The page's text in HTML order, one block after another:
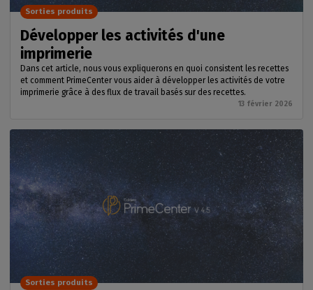
Développer les activités d'une
imprimerie
Dans cet article, nous vous expliquerons en quoi consistent les recettes
et comment PrimeCenter vous aider à développer les activités de votre
imprimerie grâce à des flux de travail basés sur des recettes.
13 février 2026
Sorties produits
Sorties produits